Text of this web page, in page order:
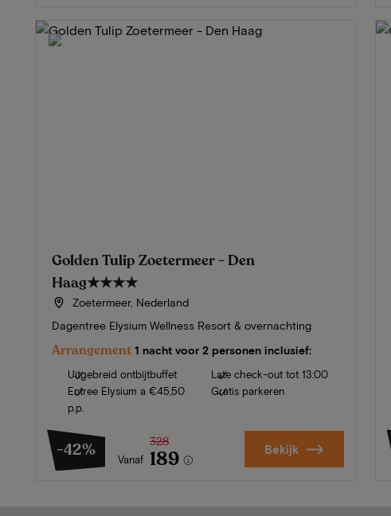
Golden Tulip Zoetermeer - Den
Haag★★★★
Zoetermeer, Nederland
Dagentree Elysium Wellness Resort & overnachting
Arrangement 1 nacht voor 2 personen inclusief:
Uitgebreid ontbijtbuffet
Entree Elysium a €45,50
p.p.
Late check-out tot 13:00
Gratis parkeren
-42% Vanaf
328
189 Bekijk